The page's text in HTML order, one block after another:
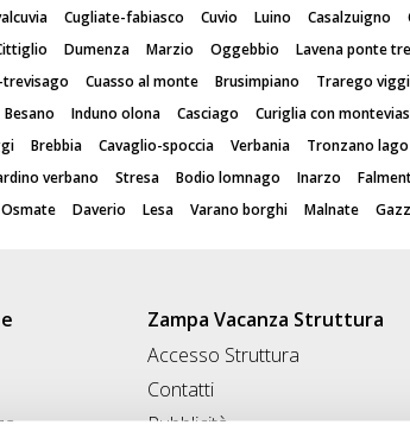
Cugliate-fabiasco Cuvio Luino Casalzuigno
Dumenza Marzio Oggebbio Lavena ponte
trevisago Cuasso al monte Brusimpiano Trarego
Besano Induno olona Casciago Curiglia con
Brebbia Cavaglio-spoccia Verbania Tronzano
verbano Stresa Bodio lomnago Inarzo
Osmate Daverio Lesa Varano borghi Malnate
Zampa Vacanza Struttura
Accesso Struttura
Contatti